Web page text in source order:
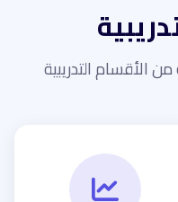
الأقسام التدريبية